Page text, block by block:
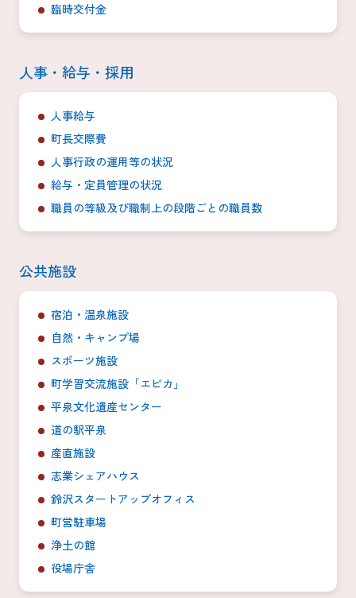
臨時交付金
人事・給与・採用
人事給与
町長交際費
人事行政の運用等の状況
給与・定員管理の状況
職員の等級及び職制上の段階ごとの職員数
公共施設
宿泊・温泉施設
自然・キャンプ場
スポーツ施設
町学習交流施設「エピカ」
平泉文化遺産センター
道の駅平泉
産直施設
志業シェアハウス
鈴沢スタートアップオフィス
町営駐車場
浄土の館
役場庁舎